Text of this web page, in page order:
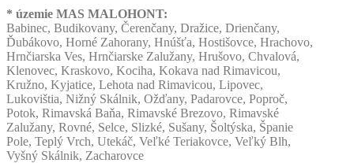
* územie MAS MALOHONT:
Babinec, Budikovany, Čerenčany, Dražice, Drienčany,
Ďubákovo, Horné Zahorany, Hnúšťa, Hostišovce, Hrachovo,
Hrnčiarska Ves, Hrnčiarske Zalužany, Hrušovo, Chvalová,
Klenovec, Kraskovo, Kociha, Kokava nad Rimavicou,
Kružno, Kyjatice, Lehota nad Rimavicou, Lipovec,
Lukovištia, Nižný Skálnik, Ožďany, Padarovce, Poproč,
Potok, Rimavská Baňa, Rimavské Brezovo, Rimavské
Zalužany, Rovné, Selce, Slizké, Sušany, Šoltýska, Španie
Pole, Teplý Vrch, Utekáč, Veľké Teriakovce, Veľký Blh,
Vyšný Skálnik, Zacharovce